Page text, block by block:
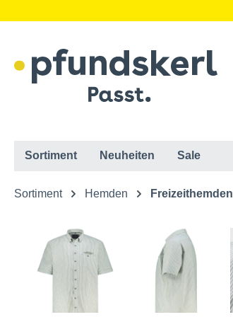
Sortiment Neuheiten Sale
Sortiment Hemden Freizeithemden